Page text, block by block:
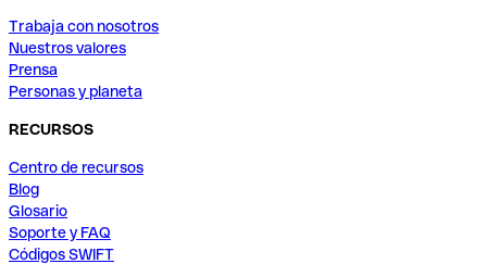
Trabaja con nosotros
Nuestros valores
Prensa
Personas y planeta
RECURSOS
Centro de recursos
Blog
Glosario
Soporte y FAQ
Códigos SWIFT